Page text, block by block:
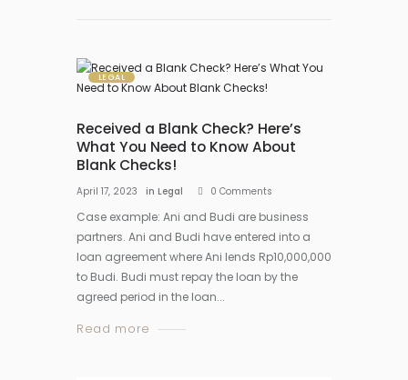
LEGAL
Received a Blank Check? Here’s
What You Need to Know About
Blank Checks!
April 17, 2023 in Legal 0 Comments
Case example: Ani and Budi are business
partners. Ani and Budi have entered into a
loan agreement where Ani lends Rp10,000,000
to Budi. Budi must repay the loan by the
agreed period in the loan...
Read more